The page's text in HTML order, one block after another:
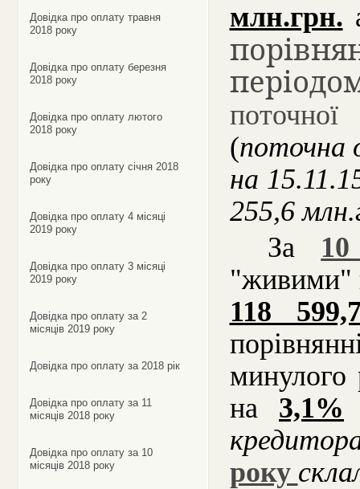
Довідка про оплату травня
2018 року
Довідка про оплату березня
2018 року
Довідка про оплату лютого
2018 року
Довідка про оплату січня 2018
року
Довідка про оплату 4 місяці
2019 року
Довідка про оплату 3 місяці
2019 року
Довідка про оплату за 2
місяців 2019 року
Довідка про оплату за 2018 рік
Довідка про оплату за 11
місяців 2018 року
Довідка про оплату за 10
місяців 2018 року
млн.грн.
поточної
(поточна
на
255,6 млн
За
"живими"
118
на 3,1%
року